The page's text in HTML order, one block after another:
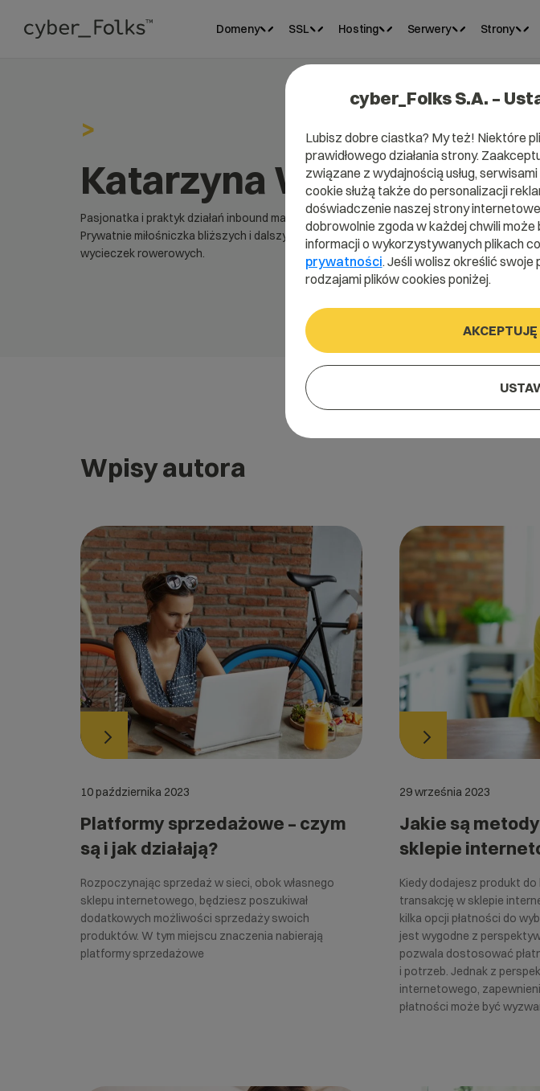
Domeny SSL Hosting Serwery Strony
>
Katarzyna Węgiel
Pasjonatka i praktyk działań inbound marketing.
Prywatnie miłośniczka bliższych i dalszych
wycieczek rowerowych.
Wpisy autora
10 października 2023
Platformy sprzedażowe – czym
są i jak działają?
Rozpoczynając sprzedaż w sieci, obok własnego
sklepu internetowego, będziesz poszukiwał
dodatkowych możliwości sprzedaży swoich
produktów. W tym miejscu znaczenia nabierają
platformy sprzedażowe
29 września 2023
Jakie są
sklepie
Kiedy dodajesz produkt
transakcję w sklepie
kilka opcji płatności do
jest wygodne z
pozwala dostosować
i potrzeb. Jednak z
internetowego,
płatności może być
cyber_Folks S.A. –
Lubisz dobre ciastka? My też! Niektóre
prawidłowego działania strony.
związane z wydajnością usług,
cookie służą także do personalizacji
doświadczenie naszej strony
dobrowolnie zgoda w każdej chwili
informacji o wykorzystywanych plikach
prywatności. Jeśli wolisz określić
rodzajami plików cookies poniżej.